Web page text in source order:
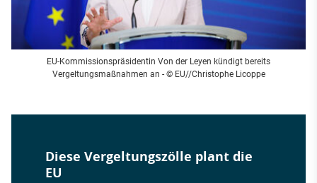
EU-Kommissionspräsidentin Von der Leyen kündigt bereits
Vergeltungsmaßnahmen an - © EU//Christophe Licoppe
Diese Vergeltungszölle plant die
EU